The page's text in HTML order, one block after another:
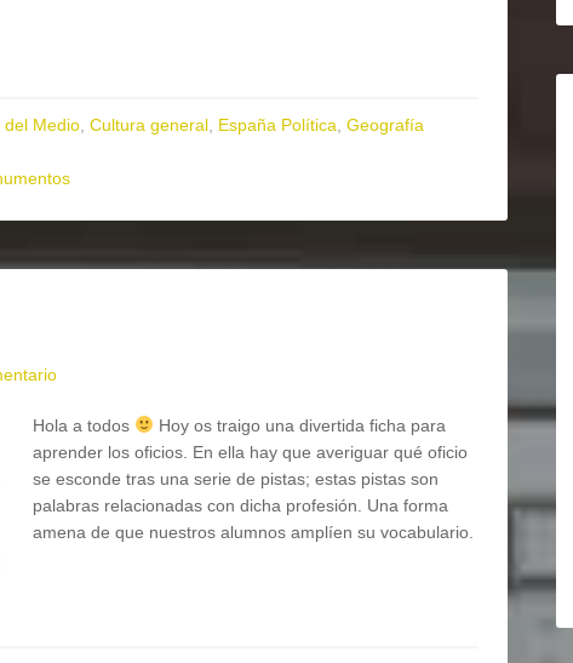
del Medio Cultura general España Política Geografía
Hola a todos
Hoy os traigo una divertida ficha para
aprender los oficios. En ella hay que averiguar qué oficio
se esconde tras una serie de pistas; estas pistas son
palabras relacionadas con dicha profesión. Una forma
amena de que nuestros alumnos amplíen su vocabulario.